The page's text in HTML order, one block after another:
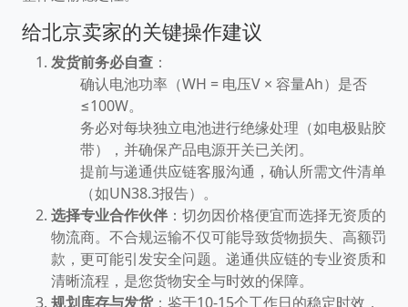
给北京卖家的关键操作建议
发货前务必自查 ：
确认电池功率（WH = 电压V × 容量Ah）是否
≤100W。
务必对每块独立电池进行绝缘处理（如电极贴胶
带），并确保产品电源开关已关闭。
提前与递通供应链客服沟通，确认所需文件清单
（如UN38.3报告）。
选择专业合作伙伴 ：切勿因价格便宜而选择无资质的
物流商。不合规运输不仅可能导致货物损失、高额罚
款，更可能引发安全问题。递通供应链的专业资质和
清晰流程，是您货物安全与时效的保障。
规划库存与发货：鉴于10-15个工作日的稳定时效，